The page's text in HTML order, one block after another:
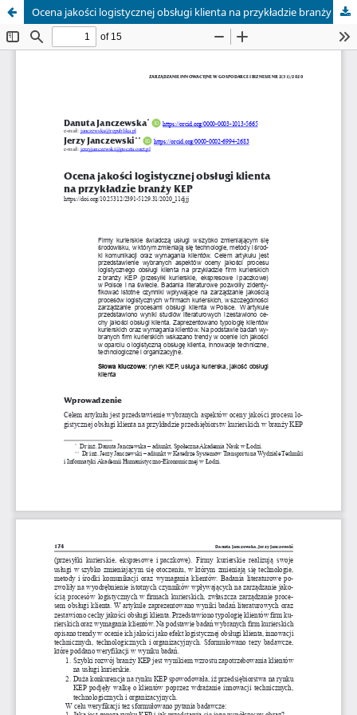
Ocena jakości logistycznej obsługi klienta na przykładzie branży KEP